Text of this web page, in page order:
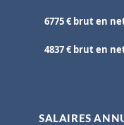
6775 € brut en
4837 € brut en
SALAIRES